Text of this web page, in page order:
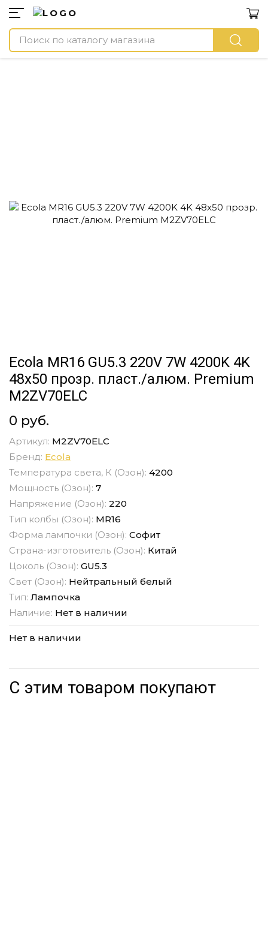
Ecola MR16 GU5.3 220V 7W 4200K 4K
48x50 прозр. пласт./алюм. Premium
M2ZV70ELC
0 руб.
Артикул: M2ZV70ELC
Бренд: Ecola
Температура света, К (Озон): 4200
Мощность (Озон): 7
Напряжение (Озон): 220
Тип колбы (Озон): MR16
Форма лампочки (Озон): Софит
Страна-изготовитель (Озон): Китай
Цоколь (Озон): GU5.3
Свет (Озон): Нейтральный белый
Тип: Лампочка
Наличие: Нет в наличии
Нет в наличии
С этим товаром покупают